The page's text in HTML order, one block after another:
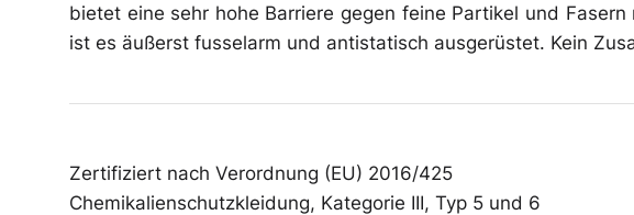
bietet eine sehr hohe Barriere gegen feine Partikel und
ist es äußerst fusselarm und antistatisch ausgerüstet. Kein
Zertifiziert nach Verordnung (EU) 2016/425
Chemikalienschutzkleidung, Kategorie III, Typ 5 und 6